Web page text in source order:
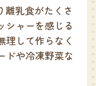
離乳食がたくさ
シャーを感じる
理して作らなく
ドや冷凍野菜な